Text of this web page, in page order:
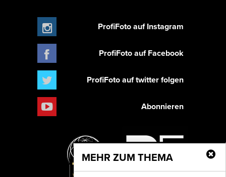
MEHR ZUM THEMA
ProfiFoto auf Instagram
ProfiFoto auf Facebook
ProfiFoto auf twitter folgen
Abonnieren